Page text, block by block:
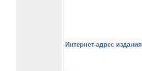
Интернет-адрес издания